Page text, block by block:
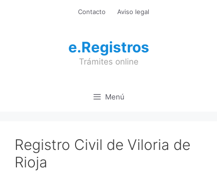
Contacto Aviso legal
e.Registros
Trámites online
Menú
Registro Civil de Viloria de
Rioja